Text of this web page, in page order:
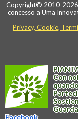
Copyright© 2010-2026
concesso a Uma
Privacy, Cookie,
Con
Facebook